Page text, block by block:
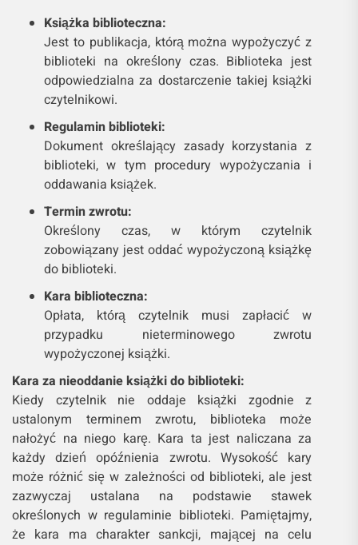
Książka biblioteczna:
Jest to publikacja, którą można wypożyczyć z
biblioteki na określony czas. Biblioteka jest
odpowiedzialna za dostarczenie takiej książki
czytelnikowi.
Regulamin biblioteki:
Dokument określający zasady korzystania z
biblioteki, w tym procedury wypożyczania i
oddawania książek.
Termin zwrotu:
Określony czas, w którym czytelnik
zobowiązany jest oddać wypożyczoną książkę
do biblioteki.
Kara biblioteczna:
Opłata, którą czytelnik musi zapłacić w
przypadku nieterminowego zwrotu
wypożyczonej książki.
Kara za nieoddanie książki do biblioteki:
Kiedy czytelnik nie oddaje książki zgodnie z
ustalonym terminem zwrotu, biblioteka może
nałożyć na niego karę. Kara ta jest naliczana za
każdy dzień opóźnienia zwrotu. Wysokość kary
może różnić się w zależności od biblioteki, ale jest
zazwyczaj ustalana na podstawie stawek
określonych w regulaminie biblioteki. Pamiętajmy,
że kara ma charakter sankcji, mającej na celu